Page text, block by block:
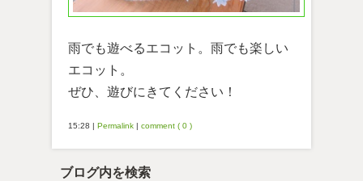
雨でも遊べるエコット。雨でも楽しい
エコット。
ぜひ、遊びにきてください！
15:28 | Permalink | comment ( 0 )
ブログ内を検索